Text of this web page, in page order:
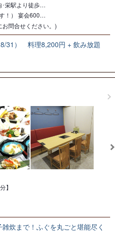
･栄駅より徒歩…
！） 宴会600…
問合せください。)
31） 料理8,200円 + 飲み放題
】
炊まで！ふぐを丸ごと堪能尽く